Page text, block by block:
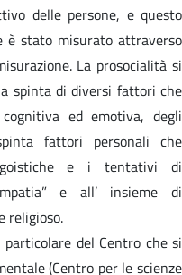
delle persone, e questo
è stato misurato attraverso
La prosocialità si
spinta di diversi fattori che
ed emotiva, degli
fattori personali che
e i tentativi di
e all’ insieme di
religioso.
particolare del Centro che si
(Centro per le scienze